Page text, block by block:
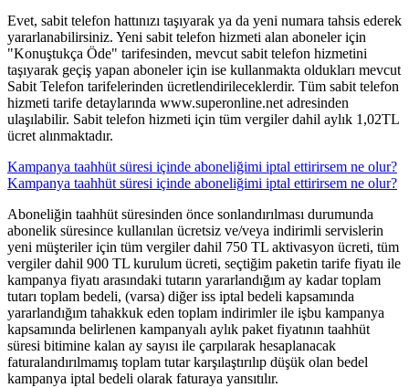
​Evet, sabit telefon hattınızı taşıyarak ya da yeni numara tahsis ederek
yararlanabilirsiniz. Yeni sabit telefon hizmeti alan aboneler için
"Konuştukça Öde" tarifesinden, mevcut sabit telefon hizmetini
taşıyarak geçiş yapan aboneler için ise kullanmakta oldukları mevcut
Sabit Telefon tarifelerinden ücretlendirileceklerdir. Tüm sabit telefon
hizmeti tarife detaylarında www.superonline.net adresinden
ulaşılabilir. Sabit telefon hizmeti için tüm vergiler dahil aylık 1,02TL
ücret alınmaktadır.​​
Kampanya taahhüt süresi içinde aboneliğimi iptal ettirirsem ne olur?
Kampanya taahhüt süresi içinde aboneliğimi iptal ettirirsem ne olur?
​​Aboneliğin taahhüt süresinden önce sonlandırılması durumunda
abonelik süresince kullanılan ücretsiz ve/veya indirimli servislerin
yeni müşteriler için tüm vergiler dahil 750 TL aktivasyon ücreti, tüm
vergiler dahil 900 TL kurulum ücreti, seçtiğim paketin tarife fiyatı ile
kampanya fiyatı arasındaki tutarın yararlandığım ay kadar toplam
tutarı toplam bedeli, (varsa) diğer iss iptal bedeli kapsamında
yararlandığım tahakkuk eden toplam indirimler ile işbu kampanya
kapsamında belirlenen kampanyalı aylık paket fiyatının taahhüt
süresi bitimine kalan ay sayısı ile çarpılarak hesaplanacak
faturalandırılmamış toplam tutar karşılaştırılıp düşük olan bedel
kampanya iptal bedeli olarak faturaya yansıtılır.​​​​